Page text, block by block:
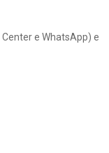
e WhatsApp) e